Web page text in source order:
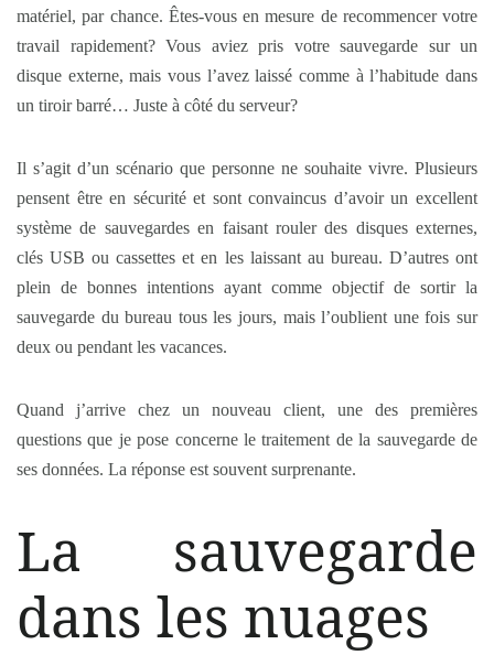
matériel, par chance. Êtes-vous en mesure de recommencer votre
travail rapidement? Vous aviez pris votre sauvegarde sur un
disque externe, mais vous l’avez laissé comme à l’habitude dans
un tiroir barré… Juste à côté du serveur?
Il s’agit d’un scénario que personne ne souhaite vivre. Plusieurs
pensent être en sécurité et sont convaincus d’avoir un excellent
système de sauvegardes en faisant rouler des disques externes,
clés USB ou cassettes et en les laissant au bureau. D’autres ont
plein de bonnes intentions ayant comme objectif de sortir la
sauvegarde du bureau tous les jours, mais l’oublient une fois sur
deux ou pendant les vacances.
Quand j’arrive chez un nouveau client, une des premières
questions que je pose concerne le traitement de la sauvegarde de
ses données. La réponse est souvent surprenante.
La sauvegarde
dans les nuages